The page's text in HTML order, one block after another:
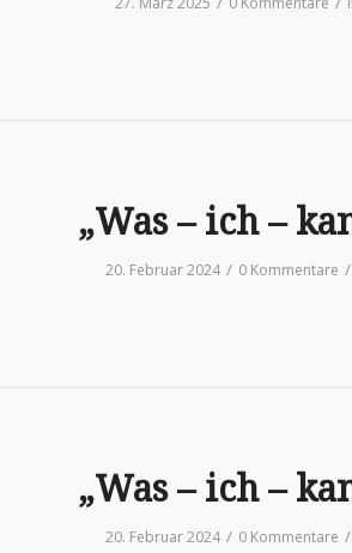
„Was – ich –
20. Februar 2024 / 0 Kommentare /
„Was – ich –
20. Februar 2024 / 0 Kommentare /